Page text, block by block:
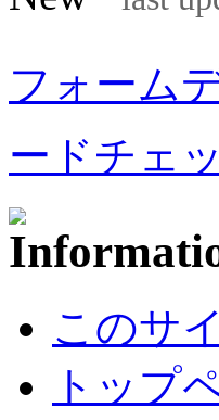
フォーム
ードチェ
このサ
トップ